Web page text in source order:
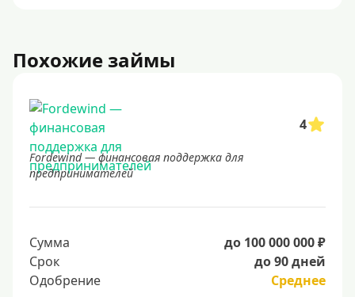
Похожие займы
4
Fordewind — финансовая поддержка для
предпринимателей
Сумма
до 100 000 000 ₽
Срок
до 90 дней
Одобрение
Среднее